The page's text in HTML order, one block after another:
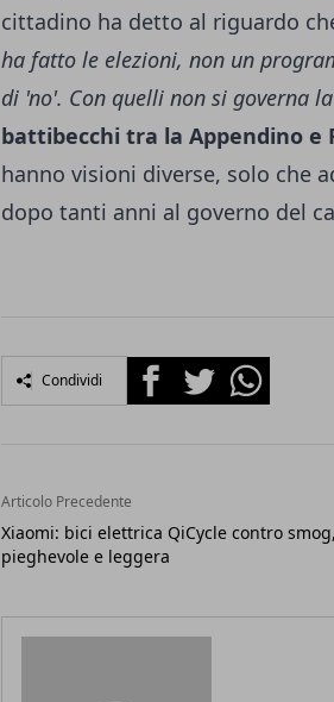
cittadino ha detto al riguardo
ha fatto le elezioni, non un
di 'no'. Con quelli non si governa
battibecchi tra la Appendino e
hanno visioni diverse, solo che
dopo tanti anni al governo del
Condividi FacebookTwitterWhatsapp
Articolo Precedente
Xiaomi: bici elettrica QiCycle contro smog,
pieghevole e leggera